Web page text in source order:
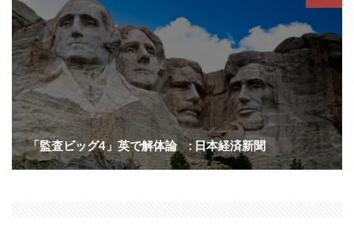
「監査ビッグ4」英で解体論 : 日本経済新聞